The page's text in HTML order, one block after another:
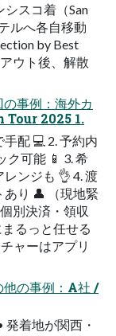
スコ着（San
ルへ各自移動
by Best
ウト後、解散
事例：海外カ
Tour 2025 1.
配 💻 2. 予約内
ク可能 📱 3. 希
ンジも 👌 4. 渡
り 👤 （現地緊
別決済・領収
るっと任せる
ャーはアプリ
の事例：A社 /
着地が関西・